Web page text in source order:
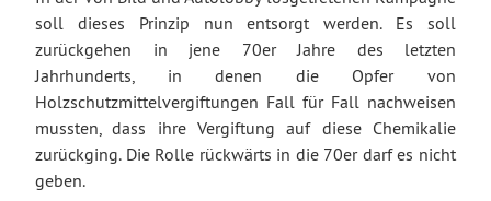
soll dieses Prinzip nun entsorgt werden. Es soll
zurückgehen in jene 70er Jahre des letzten
Jahrhunderts, in denen die Opfer von
Holzschutzmittelvergiftungen Fall für Fall nachweisen
mussten, dass ihre Vergiftung auf diese Chemikalie
zurückging. Die Rolle rückwärts in die 70er darf es nicht
geben.